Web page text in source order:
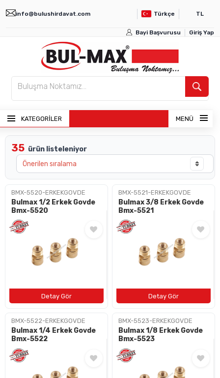
info@bulushirdavat.com Türkçe TL
Bayi Başvurusu Giriş Yap
KATEGORİLER MENÜ
ANASAYFA
ÜRÜNLER
BAYI GIRIŞI
BAYI OL
İLETIŞIM
35 ürün listeleniyor
BMX-5520-ERKEKGOVDE
Bulmax 1/2 Erkek Govde
Bmx-5520
BMX-5521-ERKEKGOVDE
Bulmax 3/8 Erkek Govde
Bmx-5521
BMX-5522-ERKEKGOVDE
Bulmax 1/4 Erkek Govde
Bmx-5522
BMX-5523-ERKEKGOVDE
Bulmax 1/8 Erkek Govde
Bmx-5523